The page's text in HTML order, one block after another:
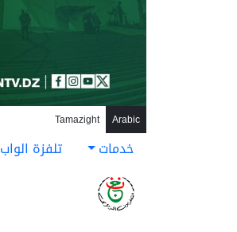
Arabic
Tamazight
خدمات تلفزة الواب